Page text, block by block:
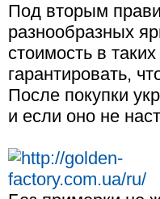
Под вторым
разнообразных
стоимость в
гарантировать,
После покупки
и если оно не